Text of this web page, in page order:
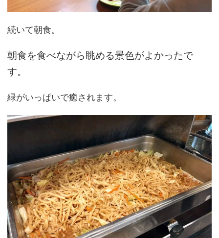
続いて朝食。
朝食を食べながら眺める景色がよかったで
す。
緑がいっぱいで癒されます。